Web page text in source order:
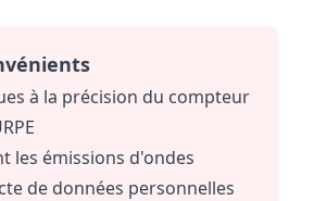
à la précision du compteur
les émissions d'ondes
de données personnelles